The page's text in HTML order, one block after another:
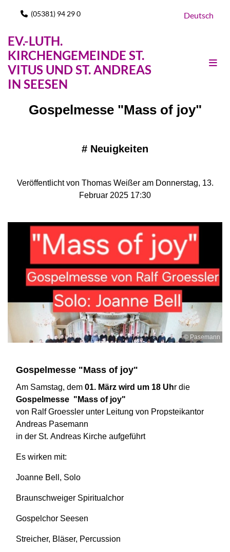
 (05381) 94 29 0 Deutsch
EV.-LUTH.
KIRCHENGEMEINDE ST.
VITUS UND ST. ANDREAS
IN SEESEN
Gospelmesse "Mass of joy"
# Neuigkeiten
Veröffentlicht von Thomas Weißer am Donnerstag, 13.
Februar 2025 17:30
© Pasemann
Gospelmesse "Mass of joy"
Am Samstag, dem 01. März wird um 18 Uhr die
Gospelmesse "Mass of joy"
von Ralf Groessler unter Leitung von Propsteikantor
Andreas Pasemann
in der St. Andreas Kirche aufgeführt
Es wirken mit:
Joanne Bell, Solo
Braunschweiger Spiritualchor
Gospelchor Seesen
Streicher, Bläser, Percussion